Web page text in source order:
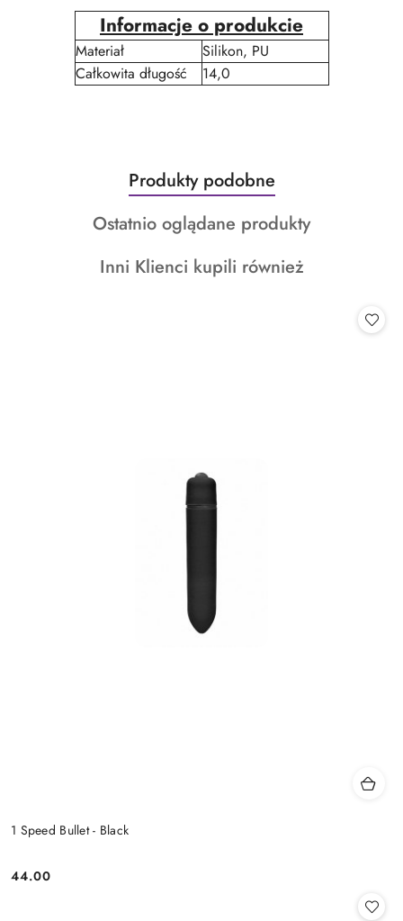
Informacje o produkcie
Materiał
Silikon, PU
Całkowita długość
14,0
Pomiń karuzelę produktów
Produkty
o
statusie:
Produkty podobne
Produkty
statusie:
Ostatnio oglądane produkty
Produkty
Inni Klienci kupili również
1 Speed Bullet - Black
Cena:
44.00